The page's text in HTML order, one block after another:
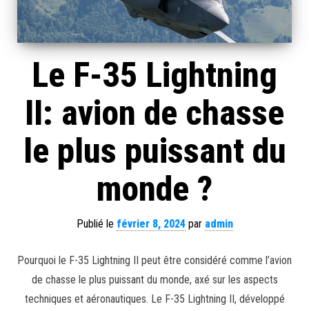
Le F-35 Lightning
II: avion de chasse
le plus puissant du
monde ?
Publié le février 8, 2024par admin
Pourquoi le F-35 Lightning II peut être considéré comme l’avion
de chasse le plus puissant du monde, axé sur les aspects
techniques et aéronautiques. Le F-35 Lightning II, développé